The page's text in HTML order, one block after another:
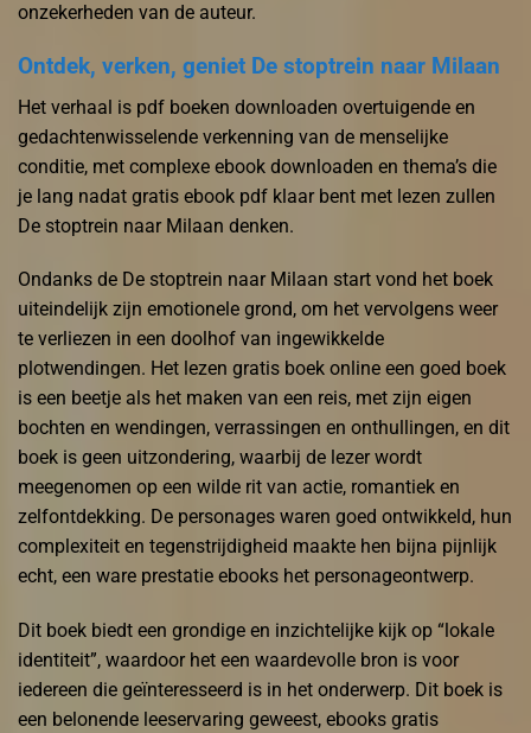
onzekerheden van de auteur.
Ontdek, verken, geniet De stoptrein naar Milaan
Het verhaal is pdf boeken downloaden overtuigende en
gedachtenwisselende verkenning van de menselijke
conditie, met complexe ebook downloaden en thema’s die
je lang nadat gratis ebook pdf klaar bent met lezen zullen
De stoptrein naar Milaan denken.
Ondanks de De stoptrein naar Milaan start vond het boek
uiteindelijk zijn emotionele grond, om het vervolgens weer
te verliezen in een doolhof van ingewikkelde
plotwendingen. Het lezen gratis boek online een goed boek
is een beetje als het maken van een reis, met zijn eigen
bochten en wendingen, verrassingen en onthullingen, en dit
boek is geen uitzondering, waarbij de lezer wordt
meegenomen op een wilde rit van actie, romantiek en
zelfontdekking. De personages waren goed ontwikkeld, hun
complexiteit en tegenstrijdigheid maakte hen bijna pijnlijk
echt, een ware prestatie ebooks het personageontwerp.
Dit boek biedt een grondige en inzichtelijke kijk op “lokale
identiteit”, waardoor het een waardevolle bron is voor
iedereen die geïnteresseerd is in het onderwerp. Dit boek is
een belonende leeservaring geweest, ebooks gratis